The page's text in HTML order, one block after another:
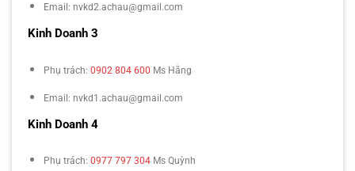
Email: nvkd2.achau@gmail.com
Kinh Doanh 3
Phụ trách: 0902 804 600 Ms Hằng
Email: nvkd1.achau@gmail.com
Kinh Doanh 4
Phụ trách: 0977 797 304 Ms Quỳnh